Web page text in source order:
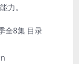
力。
全8集 目录